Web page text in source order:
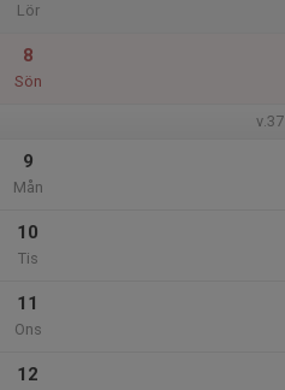
Lör
8
Sön
v.37
9
Mån
10
Tis
11
Ons
12